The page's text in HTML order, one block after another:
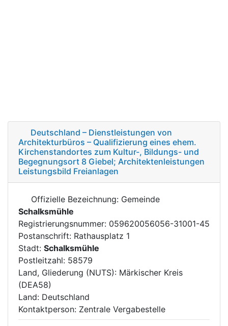
Deutschland – Dienstleistungen von
Architekturbüros – Qualifizierung eines ehem.
Kirchenstandortes zum Kultur-, Bildungs- und
Begegnungsort 8 Giebel; Architektenleistungen
Leistungsbild Freianlagen
Offizielle Bezeichnung: Gemeinde
Schalksmühle
Registrierungsnummer: 059620056056-31001-45
Postanschrift: Rathausplatz 1
Stadt: Schalksmühle
Postleitzahl: 58579
Land, Gliederung (NUTS): Märkischer Kreis
(DEA58)
Land: Deutschland
Kontaktperson: Zentrale Vergabestelle